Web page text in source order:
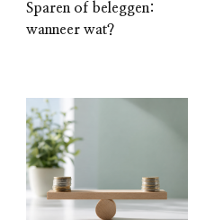
Sparen of beleggen:
wanneer wat?